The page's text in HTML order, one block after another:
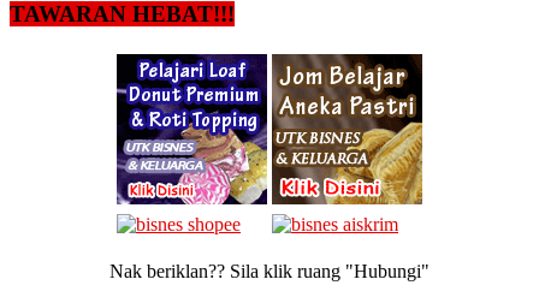
TAWARAN HEBAT!!!
Nak beriklan?? Sila klik ruang "Hubungi"